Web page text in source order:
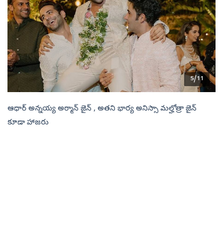
5/11
ఆధార్ అన్నయ్య అర్మాన్ జైన్ , అతని భార్య అనిస్సా మల్హోత్రా జైన్‌
కూడా హాజరు